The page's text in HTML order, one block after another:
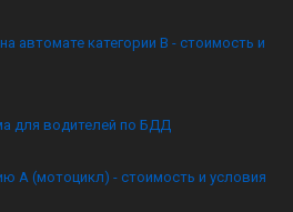
автомате категории B - стоимость и
для водителей по БДД
А (мотоцикл) - стоимость и условия